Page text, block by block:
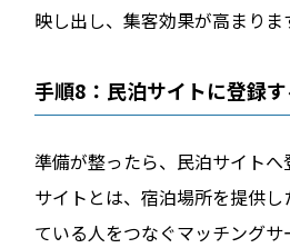
映し出し、集客効果が高まりま
手順8：民泊サイトに登録す
準備が整ったら、民泊サイト
サイトとは、宿泊場所を提供
ている人をつなぐマッチング